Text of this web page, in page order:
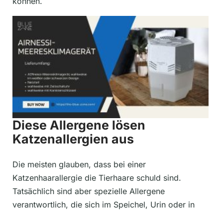
Diese Allergene lösen
Katzenallergien aus
Die meisten glauben, dass bei einer
Katzenhaarallergie die Tierhaare schuld sind.
Tatsächlich sind aber spezielle Allergene
verantwortlich, die sich im Speichel, Urin oder in